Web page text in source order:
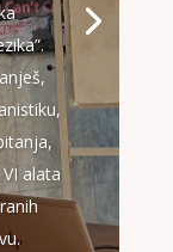
alata